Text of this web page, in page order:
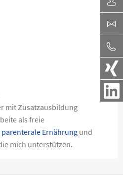
mit Zusatzausbildung
als freie
parenterale Ernährungund
mich unterstützen.